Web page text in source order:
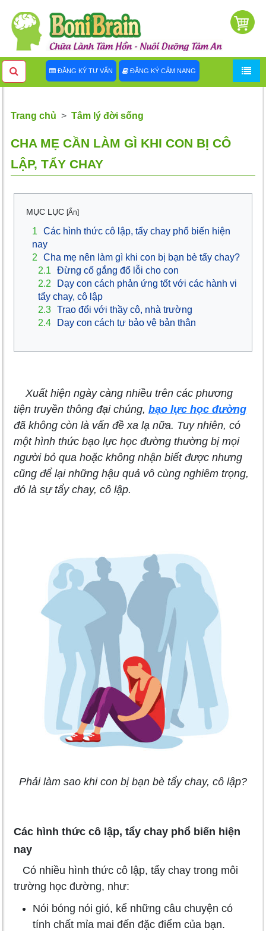
ĐĂNG KÝ TƯ VẤN ĐĂNG KÝ CẨM NANG
Trang chủ Tâm lý đời sống
CHA MẸ CẦN LÀM GÌ KHI CON BỊ CÔ
LẬP, TẨY CHAY
MỤC LỤC [Ẩn]
1
Các hình thức cô lập, tẩy chay phổ biến hiện
nay
2
Cha mẹ nên làm gì khi con bị bạn bè tẩy chay?
2.1
Đừng cố gắng đổ lỗi cho con
2.2
Dạy con cách phản ứng tốt với các hành vi
tẩy chay, cô lập
2.3 Trao đổi với thầy cô, nhà trường
2.4
Dạy con cách tự bảo vệ bản thân
Xuất hiện ngày càng nhiều trên các phương
tiện truyền thông đại chúng, bạo lực học đường
đã không còn là vấn đề xa lạ nữa. Tuy nhiên, có
một hình thức bạo lực học đường thường bị mọi
người bỏ qua hoặc không nhận biết được nhưng
cũng để lại những hậu quả vô cùng nghiêm trọng,
đó là sự tẩy chay, cô lập.
Phải làm sao khi con bị bạn bè tẩy chay, cô lập?
Các hình thức cô lập, tẩy chay phổ biến hiện
nay
Có nhiều hình thức cô lập, tẩy chay trong môi
trường học đường, như:
Nói bóng nói gió, kể những câu chuyện có
tính chất mỉa mai đến đặc điểm của bạn.